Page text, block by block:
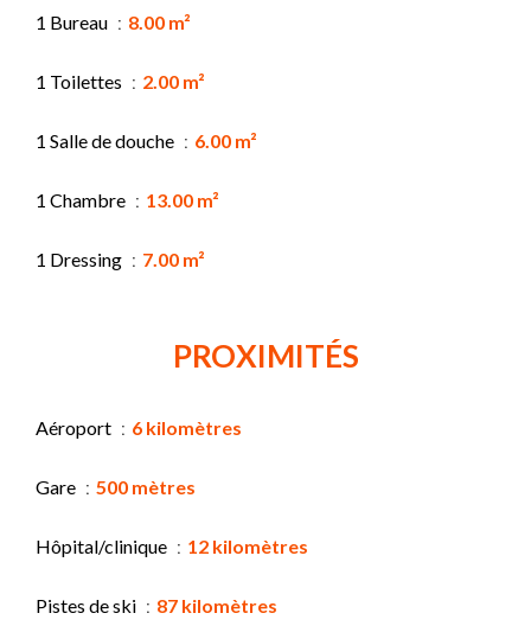
1 Bureau 8.00 m²
1 Toilettes 2.00 m²
1 Salle de douche 6.00 m²
1 Chambre 13.00 m²
1 Dressing 7.00 m²
PROXIMITÉS
Aéroport 6 kilomètres
Gare 500 mètres
Hôpital/clinique 12 kilomètres
Pistes de ski 87 kilomètres